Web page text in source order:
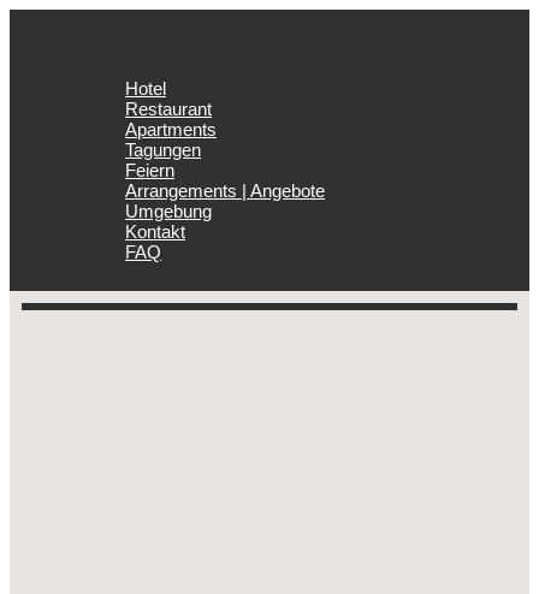
Hotel
Restaurant
Apartments
Tagungen
Feiern
Arrangements | Angebote
Umgebung
Kontakt
FAQ